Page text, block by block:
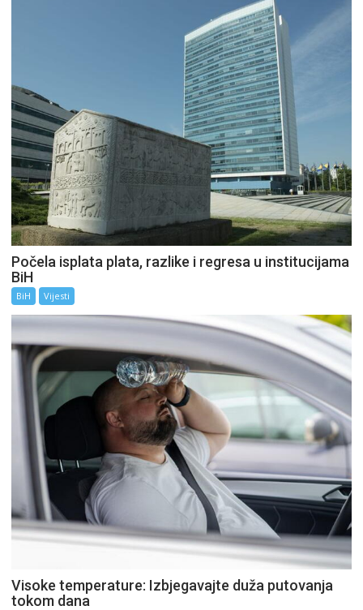
Počela isplata plata, razlike i regresa u institucijama
BiH
BiH Vijesti
Visoke temperature: Izbjegavajte duža putovanja
tokom dana